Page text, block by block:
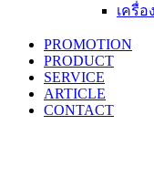
เครื่
PROMOTION
PRODUCT
SERVICE
ARTICLE
CONTACT